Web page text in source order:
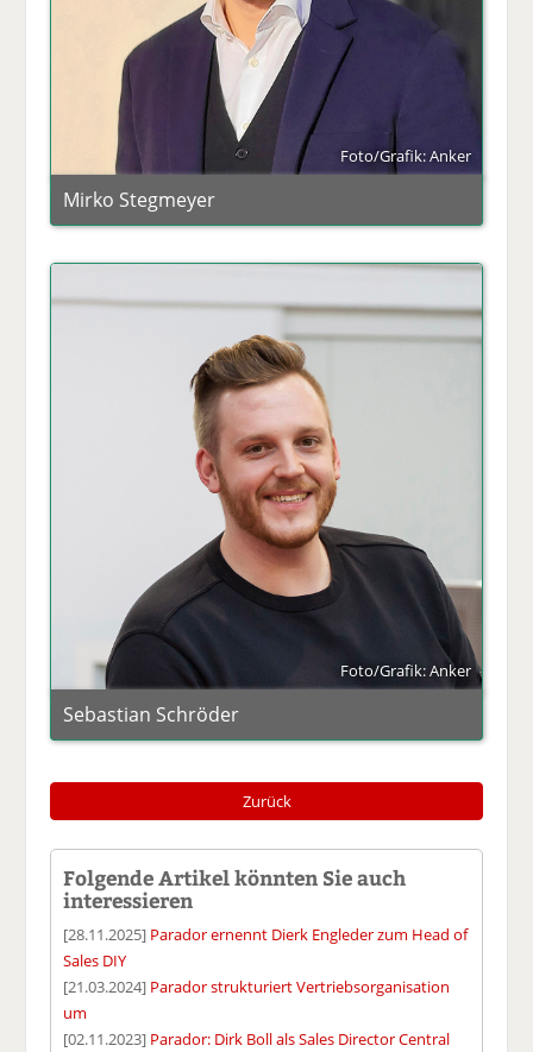
Foto/Grafik: Anker
Mirko Stegmeyer
Foto/Grafik: Anker
Sebastian Schröder
Zurück
Folgende Artikel könnten Sie auch
interessieren
[28.11.2025] Parador ernennt Dierk Engleder zum Head of
Sales DIY
[21.03.2024] Parador strukturiert Vertriebsorganisation
um
[02.11.2023] Parador: Dirk Boll als Sales Director Central